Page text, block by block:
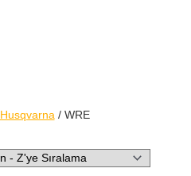
Husqvarna / WRE